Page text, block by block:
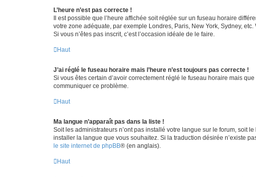
L’heure n’est pas correcte !
Il est possible que l’heure affichée soit réglée sur un fuseau horaire
votre zone adéquate, par exemple Londres, Paris, New York, Sydney,
Si vous n’êtes pas inscrit, c’est l’occasion idéale de le faire.
Haut
J’ai réglé le fuseau horaire mais l’heure n’est toujours pas correcte !
Si vous êtes certain d’avoir correctement réglé le fuseau horaire mais
communiquer ce problème.
Haut
Ma langue n’apparaît pas dans la liste !
Soit les administrateurs n’ont pas installé votre langue sur le forum, soit
installer la langue que vous souhaitez. Si la traduction désirée n’existe
le site internet de phpBB® (en anglais).
Haut